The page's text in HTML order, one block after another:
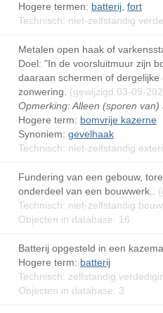
Hogere termen: batterij fort
Technisch: niet-zelfstandig
Metalen open haak of
Doel: "In de voorsluitmuur zijn
daaraan schermen of
zonwering. (gewijzigd 03-09-
Opmerking: Alleen (sporen
Hogere term: bomvrije kazerne
Synoniem: gevelhaak
Technisch: niet-zelfstandig
Fundering van een gebouw,
onderdeel van een bouwwerk..
Technisch: niet-zelfstandig
Objecten in database: 16
Batterij opgesteld in een
Hogere term: batterij
Technisch: zelfstandig
Objecten in database: 3